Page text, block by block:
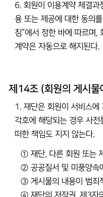
6. 회원이 이용계약 체결과
용 또는 제공에 대한 동의
침”에서 정한 바에 따르며,
계약은 자동으로 해지된다.
제14조 (회원의 게시물
1. 재단은 회원이 서비스에
각호에 해당되는 경우 사
떠한 책임도 지지 않는다.
① 재단, 다른 회원 또는
② 공공질서 및 미풍양속
③ 게시물의 내용이 범죄